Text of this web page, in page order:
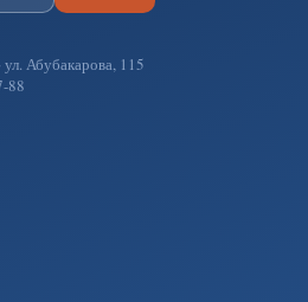
ул. Абубакарова, 115
88